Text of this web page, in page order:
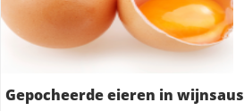
Gepocheerde eieren in wijnsaus